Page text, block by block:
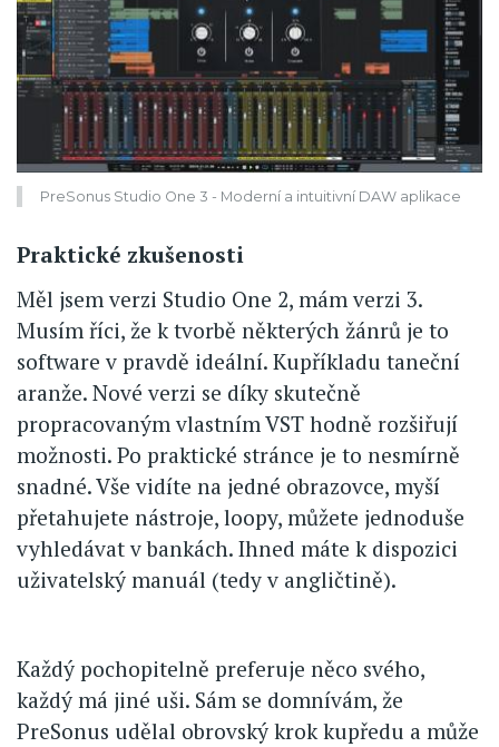
PreSonus Studio One 3 - Moderní a intuitivní DAW aplikace
Praktické zkušenosti
Měl jsem verzi Studio One 2, mám verzi 3.
Musím říci, že k tvorbě některých žánrů je to
software v pravdě ideální. Kupříkladu taneční
aranže. Nové verzi se díky skutečně
propracovaným vlastním VST hodně rozšiřují
možnosti. Po praktické stránce je to nesmírně
snadné. Vše vidíte na jedné obrazovce, myší
přetahujete nástroje, loopy, můžete jednoduše
vyhledávat v bankách. Ihned máte k dispozici
uživatelský manuál (tedy v angličtině).
Každý pochopitelně preferuje něco svého,
každý má jiné uši. Sám se domnívám, že
PreSonus udělal obrovský krok kupředu a může